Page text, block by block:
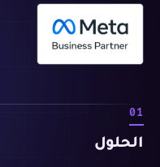
01
الحلول